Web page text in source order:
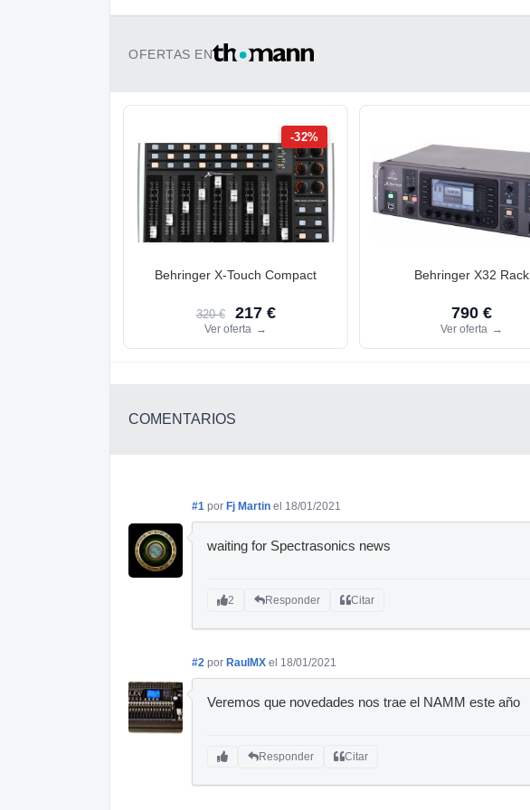
OFERTAS EN
-32%
Behringer X-Touch Compact
320 € 217 €
Ver oferta →
Behringer X32 Rack
790 €
Ver oferta →
COMENTARIOS
#1 por Fj Martin el 18/01/2021
waiting for Spectrasonics news
2 Responder Citar
#2 por RaulMX el 18/01/2021
Veremos que novedades nos trae el NAMM este año
Responder Citar